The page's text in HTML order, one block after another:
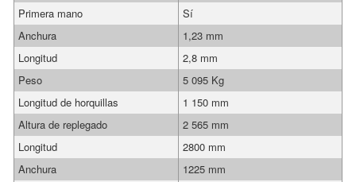
Primera mano
Sí
Anchura
1,23 mm
Longitud
2,8 mm
Peso
5 095 Kg
Longitud de horquillas
1 150 mm
Altura de replegado
2 565 mm
Longitud
2800 mm
Anchura
1225 mm